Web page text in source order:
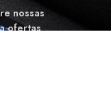
nossas
ofertas